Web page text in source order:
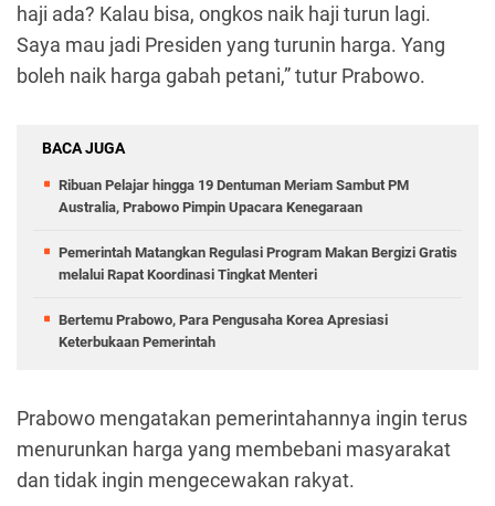
haji ada? Kalau bisa, ongkos naik haji turun lagi.
Saya mau jadi Presiden yang turunin harga. Yang
boleh naik harga gabah petani,” tutur Prabowo.
BACA JUGA
Ribuan Pelajar hingga 19 Dentuman Meriam Sambut PM
Australia, Prabowo Pimpin Upacara Kenegaraan
Pemerintah Matangkan Regulasi Program Makan Bergizi Gratis
melalui Rapat Koordinasi Tingkat Menteri
Bertemu Prabowo, Para Pengusaha Korea Apresiasi
Keterbukaan Pemerintah
Prabowo mengatakan pemerintahannya ingin terus
menurunkan harga yang membebani masyarakat
dan tidak ingin mengecewakan rakyat.